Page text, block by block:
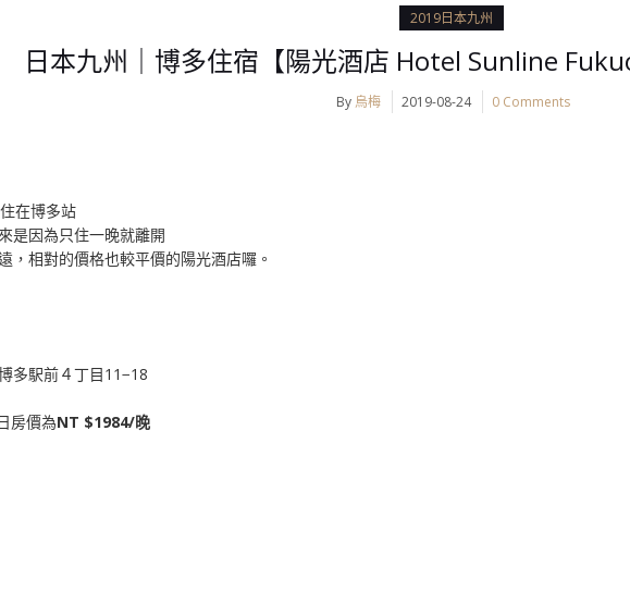
2019日本九州
日本九州｜博多住宿【陽光酒店 Hotel Sunline
By 烏梅 2019-08-24 0 Comments
在博多站
是因為只住一晚就離開
，相對的價格也較平價的陽光酒店囉。
多駅前４丁目11−18
房價為NT $1984/晚